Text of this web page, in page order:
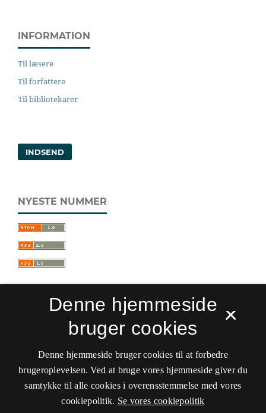
INFORMATION
Til læsere
Til forfattere
Til bibliotekarer
INDSEND
NYESTE NUMMER
Sprogforum. Tidsskrift for sprog- og
kulturpædagogik
ISSN 0909-9328 (Trykt)
ISSN 1399-8617 (Online)
Tilgængelighedserklæring
Det Kgl. Bibliotek
×
Denne hjemmeside
bruger cookies
Denne hjemmeside bruger cookies til at forbedre
brugeroplevelsen. Ved at bruge vores hjemmeside giver du
samtykke til alle cookies i overensstemmelse med vores
cookiepolitik. Se vores cookiepolitik